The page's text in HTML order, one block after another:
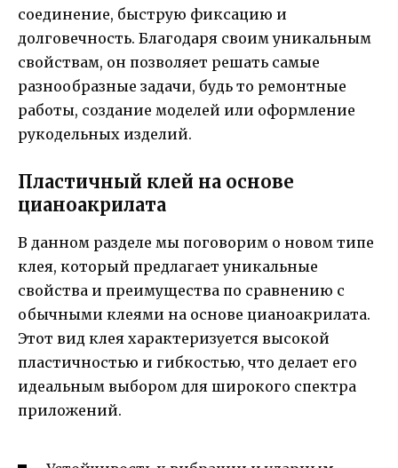
соединение, быструю фиксацию и
долговечность. Благодаря своим уникальным
свойствам, он позволяет решать самые
разнообразные задачи, будь то ремонтные
работы, создание моделей или оформление
рукодельных изделий.
Пластичный клей на основе
цианоакрилата
В данном разделе мы поговорим о новом типе
клея, который предлагает уникальные
свойства и преимущества по сравнению с
обычными клеями на основе цианоакрилата.
Этот вид клея характеризуется высокой
пластичностью и гибкостью, что делает его
идеальным выбором для широкого спектра
приложений.